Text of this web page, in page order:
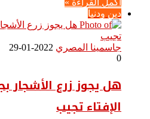
أكمل القراءة »
دين ودنيا
جاسمينا المصري 2022-01-29
0
هل يجوز زرع الأشجار
الإفتاء تجيب